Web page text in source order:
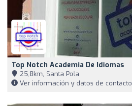
Top Notch Academia De Idiomas
25,8km, Santa Pola
Ver información y datos de contacto